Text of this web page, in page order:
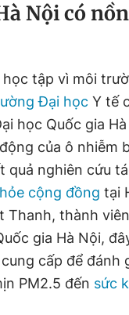
Nội có
tập vì môi
Đại học Y tế
học Quốc gia
của ô nhiễm
quả nghiên cứu
cộng đồng tại
Thanh, thành
gia Hà Nội,
cấp để đánh
PM2.5 đến sức